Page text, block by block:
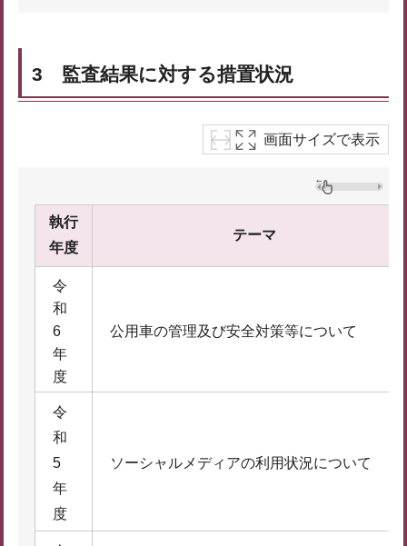
3 監査結果に対する措置状況
画面サイズで表示
執行
年度
テーマ
令
和
6
年
度
公用車の管理及び安全対策等について
令
和
5
年
度
ソーシャルメディアの利用状況について